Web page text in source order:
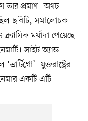
প্রমাণ। অথচ
ছবিটি, সমালোচক
মর্যাদা পেয়েছে
সাইট অ্যান্ড
যুক্তরাষ্ট্রের
একটি এটি।